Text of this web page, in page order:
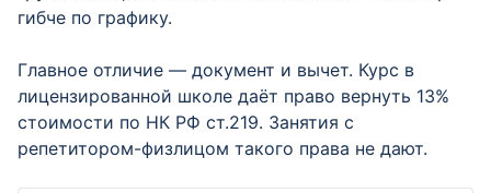
гибче по графику.
Главное отличие — документ и вычет. Курс в
лицензированной школе даёт право вернуть 13%
стоимости по НК РФ ст.219. Занятия с
репетитором-физлицом такого права не дают.